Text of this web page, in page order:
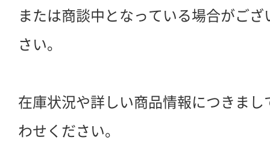
または商談中となっている場合がご
さい。
在庫状況や詳しい商品情報につきま
わせください。